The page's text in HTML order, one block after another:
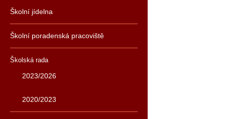
Školní jídelna
Školní poradenská pracoviště
Školská rada
2023/2026
2020/2023